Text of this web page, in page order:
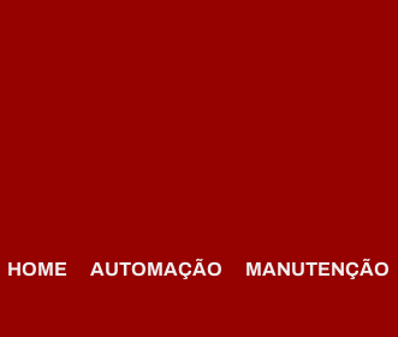
HOME AUTOMAÇÃO MANUTENÇÃO